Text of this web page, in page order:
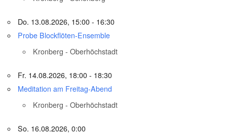
Do. 13.08.2026, 15:00 - 16:30
Probe Blockflöten-Ensemble
Kronberg - Oberhöchstadt
Fr. 14.08.2026, 18:00 - 18:30
Meditation am Freitag-Abend
Kronberg - Oberhöchstadt
So. 16.08.2026, 0:00